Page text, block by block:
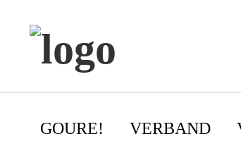
GOURE! VERBAND